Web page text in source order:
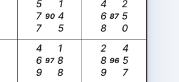
577 90145 468 87250
469 97188 289 96457